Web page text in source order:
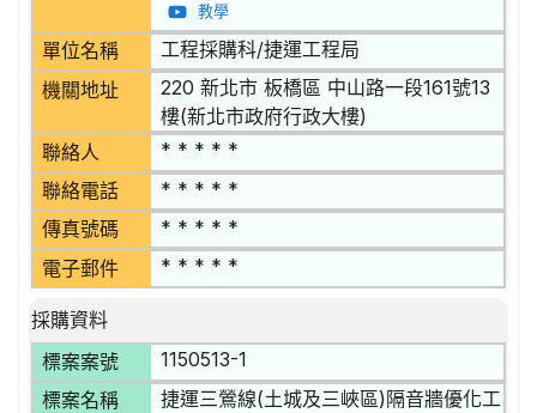
教學
單位名稱 工程採購科/捷運工程局
機關地址
220 新北市 板橋區 中山路一段161號13
樓(新北市政府行政大樓)
聯絡人 * * * * *
聯絡電話 * * * * *
傳真號碼 * * * * *
電子郵件 * * * * *
採購資料
標案案號
1150513-1
標案名稱
捷運三鶯線(土城及三峽區)隔音牆優化工